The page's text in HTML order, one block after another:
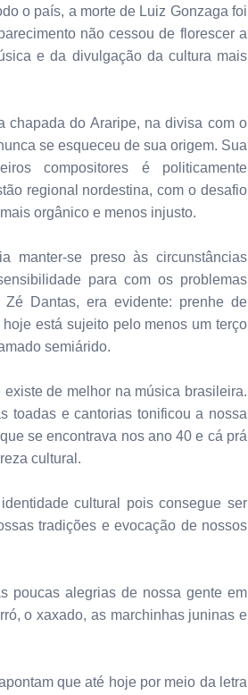
o país, a morte de Luiz Gonzaga foi
não cessou de florescer a
e da divulgação da cultura mais
chapada do Araripe, na divisa com o
se esqueceu de sua origem. Sua
compositores é politicamente
regional nordestina, com o desafio
orgânico e menos injusto.
manter-se preso às circunstâncias
para com os problemas
Dantas, era evidente: prenhe de
está sujeito pelo menos um terço
semiárido.
de melhor na música brasileira.
toadas e cantorias tonificou a nossa
se encontrava nos ano 40 e cá prá
cultural.
cultural pois consegue ser
tradições e evocação de nossos
poucas alegrias de nossa gente em
o xaxado, as marchinhas juninas e
que até hoje por meio da letra